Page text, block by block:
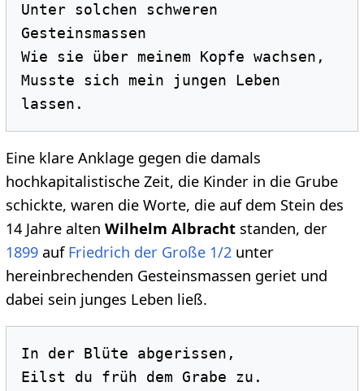
Unter solchen schweren
Gesteinsmassen
Wie sie über meinem Kopfe wachsen,
Musste sich mein jungen Leben
Eine klare Anklage gegen die damals
hochkapitalistische Zeit, die Kinder in die Grube
schickte, waren die Worte, die auf dem Stein des
14 Jahre alten Wilhelm Albrachtstanden, der
1899auf Friedrich der Große 1/2unter
hereinbrechenden Gesteinsmassen geriet und
dabei sein junges Leben ließ.
In der Blüte abgerissen,
Eilst du früh dem Grabe zu.